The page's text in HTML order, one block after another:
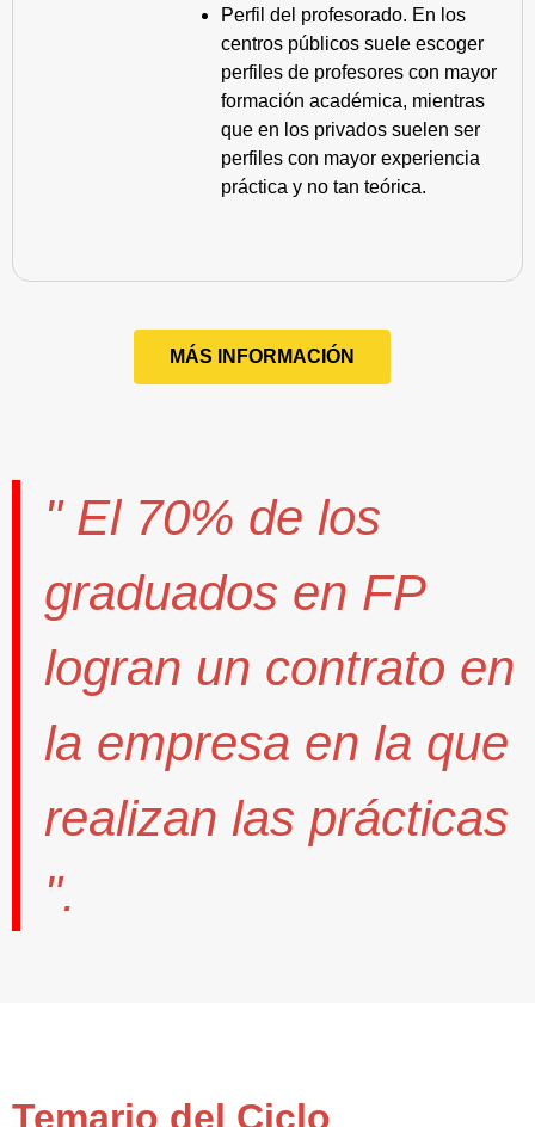
Perfil del profesorado. En los
centros públicos suele escoger
perfiles de profesores con mayor
formación académica, mientras
que en los privados suelen ser
perfiles con mayor experiencia
práctica y no tan teórica.
MÁS INFORMACIÓN
" El 70% de los
graduados en FP
logran un contrato en
la empresa en la que
realizan las prácticas
".
Temario del Ciclo